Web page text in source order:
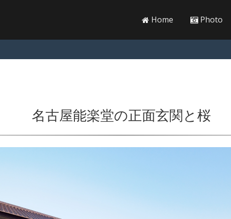
Home Photo
名古屋能楽堂の正面玄関と桜